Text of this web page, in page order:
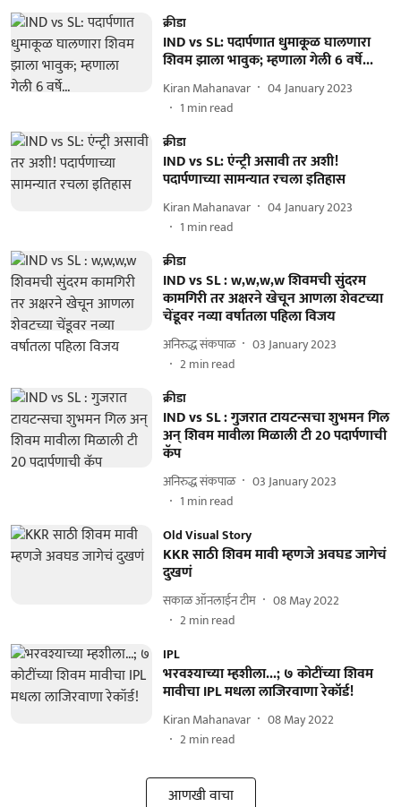
क्रीडा
IND vs SL: पदार्पणात धुमाकूळ घालणारा
शिवम झाला भावुक; म्हणाला गेली 6 वर्षे...
Kiran Mahanavar
04 January 2023
1 min read
क्रीडा
IND vs SL: एंन्ट्री असावी तर अशी!
पदार्पणाच्या सामन्यात रचला इतिहास
Kiran Mahanavar
04 January 2023
1 min read
क्रीडा
IND vs SL : w,w,w,w शिवमची सुंदरम
कामगिरी तर अक्षरने खेचून आणला शेवटच्या
चेंडूवर नव्या वर्षातला पहिला विजय
अनिरुद्ध संकपाळ
03 January 2023
2min read
क्रीडा
IND vs SL : गुजरात टायटन्सचा शुभमन गिल
अन् शिवम मावीला मिळाली टी 20 पदार्पणाची
कॅप
अनिरुद्ध संकपाळ
03 January 2023
1 min read
Old Visual Story
KKR साठी शिवम मावी म्हणजे अवघड जागेचं
दुखणं
सकाळ ऑनलाईन टीम
08 May 2022
2min read
IPL
भरवश्याच्या म्हशीला...; ७ कोटींच्या शिवम
मावीचा IPL मधला लाजिरवाणा रेकॉर्ड!
Kiran Mahanavar
08 May 2022
2min read
आणखी वाचा